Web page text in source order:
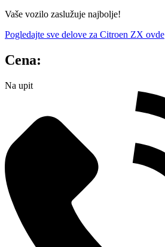
Vaše vozilo zaslužuje najbolje!
Pogledajte sve delove za Citroen ZX ovde
Cena:
Na upit